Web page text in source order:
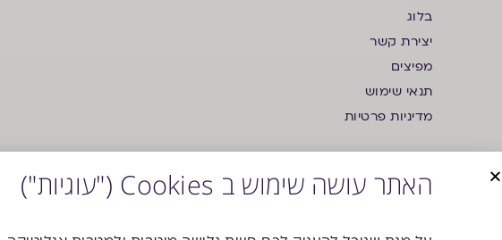
בלוג
יצירת קשר
מפיצים
תנאי שימוש
מדיניות פרטיות
האתר עושה שימוש ב Cookies ("עוגיות")